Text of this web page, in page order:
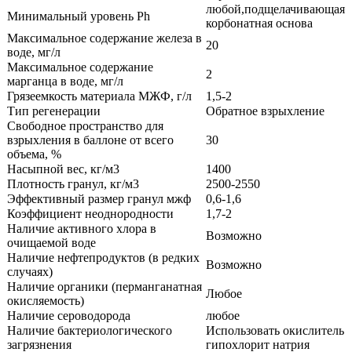
Минимальный уровень Ph
любой,подщелачивающая
корбонатная основа
Максимальное содержание железа в
воде, мг/л
20
Максимальное содержание
марганца в воде, мг/л
2
Грязеемкость материала МЖФ, г/л
1,5-2
Тип регенерации
Обратное взрыхление
Свободное пространство для
взрыхления в баллоне от всего
объема, %
30
Насыпной вес, кг/м3
1400
Плотность гранул, кг/м3
2500-2550
Эффективный размер гранул мжф
0,6-1,6
Коэффициент неоднородности
1,7-2
Наличие активного хлора в
очищаемой воде
Возможно
Наличие нефтепродуктов (в редких
случаях)
Возможно
Наличие органики (перманганатная
окисляемость)
Любое
Наличие сероводорода
любое
Наличие бактериологического
загрязнения
Использовать окислитель
гипохлорит натрия